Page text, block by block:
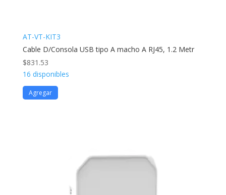
AT-VT-KIT3
Cable D/Consola USB tipo A macho A RJ45, 1.2 Metr
$831.53
16 disponibles
Agregar